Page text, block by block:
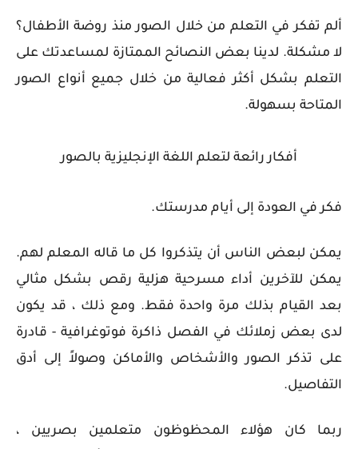
ألم تفكر في التعلم من خلال الصور منذ روضة الأطفال؟
لا مشكلة. لدينا بعض النصائح الممتازة لمساعدتك على
التعلم بشكل أكثر فعالية من خلال جميع أنواع الصور
المتاحة بسهولة.
أفكار رائعة لتعلم اللغة الإنجليزية بالصور
فكر في العودة إلى أيام مدرستك.
يمكن لبعض الناس أن يتذكروا كل ما قاله المعلم لهم.
يمكن للآخرين أداء مسرحية هزلية رقص بشكل مثالي
بعد القيام بذلك مرة واحدة فقط. ومع ذلك ، قد يكون
لدى بعض زملائك في الفصل ذاكرة فوتوغرافية - قادرة
على تذكر الصور والأشخاص والأماكن وصولاً إلى أدق
التفاصيل.
ربما كان هؤلاء المحظوظون متعلمين بصريين ،